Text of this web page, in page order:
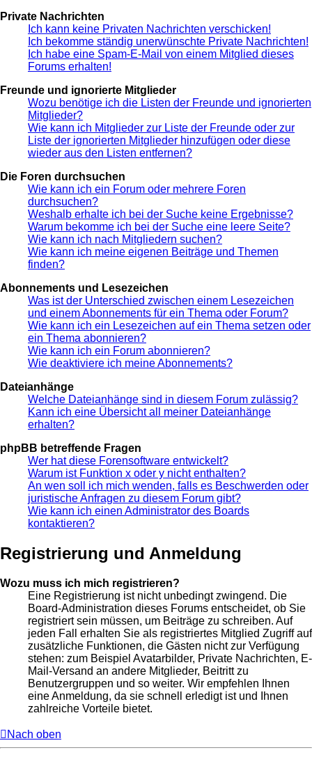
Private Nachrichten
Ich kann keine Privaten Nachrichten verschicken!
Ich bekomme ständig unerwünschte Private Nachrichten!
Ich habe eine Spam-E-Mail von einem Mitglied dieses
Forums erhalten!
Freunde und ignorierte Mitglieder
Wozu benötige ich die Listen der Freunde und ignorierten
Mitglieder?
Wie kann ich Mitglieder zur Liste der Freunde oder zur
Liste der ignorierten Mitglieder hinzufügen oder diese
wieder aus den Listen entfernen?
Die Foren durchsuchen
Wie kann ich ein Forum oder mehrere Foren
durchsuchen?
Weshalb erhalte ich bei der Suche keine Ergebnisse?
Warum bekomme ich bei der Suche eine leere Seite?
Wie kann ich nach Mitgliedern suchen?
Wie kann ich meine eigenen Beiträge und Themen
finden?
Abonnements und Lesezeichen
Was ist der Unterschied zwischen einem Lesezeichen
und einem Abonnements für ein Thema oder Forum?
Wie kann ich ein Lesezeichen auf ein Thema setzen oder
ein Thema abonnieren?
Wie kann ich ein Forum abonnieren?
Wie deaktiviere ich meine Abonnements?
Dateianhänge
Welche Dateianhänge sind in diesem Forum zulässig?
Kann ich eine Übersicht all meiner Dateianhänge
erhalten?
phpBB betreffende Fragen
Wer hat diese Forensoftware entwickelt?
Warum ist Funktion x oder y nicht enthalten?
An wen soll ich mich wenden, falls es Beschwerden oder
juristische Anfragen zu diesem Forum gibt?
Wie kann ich einen Administrator des Boards
kontaktieren?
Registrierung und Anmeldung
Wozu muss ich mich registrieren?
Eine Registrierung ist nicht unbedingt zwingend. Die
Board-Administration dieses Forums entscheidet, ob Sie
registriert sein müssen, um Beiträge zu schreiben. Auf
jeden Fall erhalten Sie als registriertes Mitglied Zugriff auf
zusätzliche Funktionen, die Gästen nicht zur Verfügung
stehen: zum Beispiel Avatarbilder, Private Nachrichten, E-
Mail-Versand an andere Mitglieder, Beitritt zu
Benutzergruppen und so weiter. Wir empfehlen Ihnen
eine Anmeldung, da sie schnell erledigt ist und Ihnen
zahlreiche Vorteile bietet.
Nach oben